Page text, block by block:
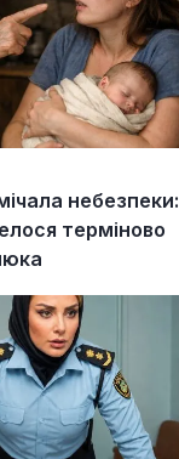
небезпеки:
терміново